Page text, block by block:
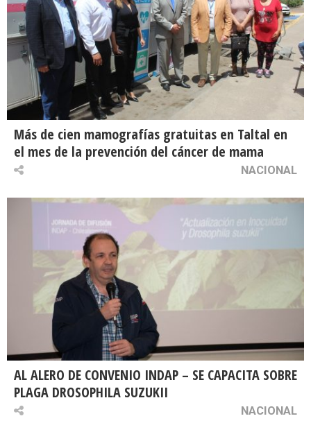
Más de cien mamografías gratuitas en Taltal en
el mes de la prevención del cáncer de mama
NACIONAL
AL ALERO DE CONVENIO INDAP – SE CAPACITA SOBRE
PLAGA DROSOPHILA SUZUKII
NACIONAL